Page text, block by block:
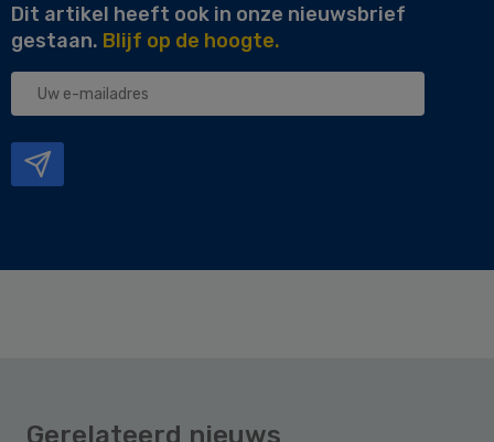
Dit artikel heeft ook in onze nieuwsbrief
gestaan. Blijf op de hoogte.
Uw
Gerelateerd nieuws